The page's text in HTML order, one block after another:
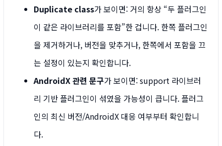
Duplicate class가 보이면: 거의 항상 “두 플러그인
이 같은 라이브러리를 포함”한 겁니다. 한쪽 플러그인
을 제거하거나, 버전을 맞추거나, 한쪽에서 포함을 끄
는 설정이 있는지 확인합니다.
AndroidX 관련 문구가 보이면: support 라이브러
리 기반 플러그인이 섞였을 가능성이 큽니다. 플러그
인의 최신 버전/AndroidX 대응 여부부터 확인합니
다.